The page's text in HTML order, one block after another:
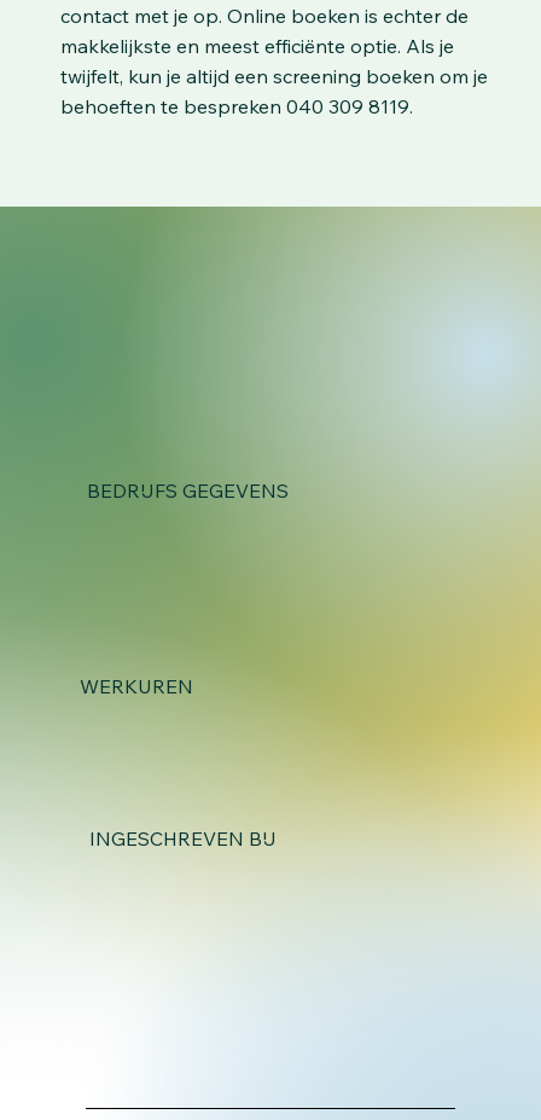
contact met je op. Online boeken is echter de
makkelijkste en meest efficiënte optie. Als je
twijfelt, kun je altijd een screening boeken om je
behoeften te bespreken 040 309 8119.
BEDRIJFS GEGEVENS
WERKUREN
INGESCHREVEN BIJ